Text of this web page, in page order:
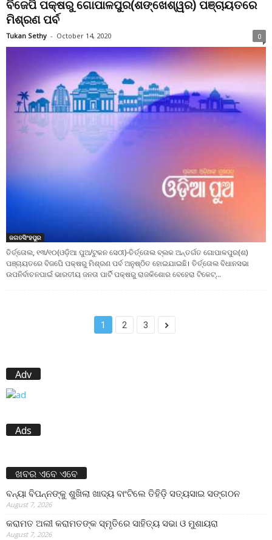
ବିଜେପି ପକ୍ଷରୁ ଗୋପାଳପୁର(ଶଙ୍ଖେଶ୍ୱର) ପଞ୍ଚାୟତରେ
ମିଶ୍ରଣ ପର୍ବ
Tukan Sethy - October 14, 2020 0
ଜଗତସିଂହପୁର
ତିର୍ତ୍ତୋଲ, ୧୩/୧୦(ଓଡ଼ିଆ ପୁଅ/ଟୁକନ ସେଠୀ)-ତିର୍ତ୍ତୋଲ ବ୍ଲକ ଅନ୍ତର୍ଗତ ଗୋପାଳପୁର(ଶ)
ପଞ୍ଚାୟତରେ ବିଜପେି ପକ୍ଷରୁ ମିଶ୍ରଣ ପର୍ବ ଅନୁଷ୍ଠିତ ହୋଇଯାଇଛି। ତିର୍ତ୍ତୋଲ ବିଧାନସଭା
ଉପନିର୍ବାଚନପାଇଁ ଭାରତୀୟ ଜନତା ପାର୍ଟି ପକ୍ଷରୁ ରାଜକିଶୋର ବେହେରା ଟିକେଟ୍...
1 2 3
Adv
Ads
ଖବର ଏବେ ଏବେ
ବନ୍ୟା ବିପନ୍ନଙ୍କୁ ଶୁଖିଲା ଖାଦ୍ୟ ବାଂଟିଲେ ତିହିଡି଼ ସତ୍ୟସାଇ ସଙ୍ଗଠନ
August 7, 2026
କରାମତ ଅଲୀ କରାମତଙ୍କ ସ୍ମୃତିରେ ସାହିତ୍ୟ ସଭା ଓ ମୁଶାୟରା
August 7, 2026